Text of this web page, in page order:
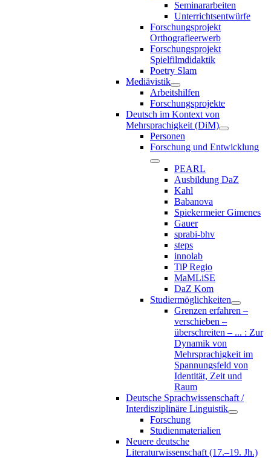
Seminararbeiten
Unterrichtsentwürfe
Forschungsprojekt
Orthografieerwerb
Forschungsprojekt
Spielfilmdidaktik
Poetry Slam
Mediävistik
Arbeitshilfen
Forschungsprojekte
Deutsch im Kontext von
Mehrsprachigkeit (DiM)
Personen
Forschung und Entwicklung
PEARL
Ausbildung DaZ
Kahl
Babanova
Spiekermeier Gimenes
Gauer
sprabi-bhv
steps
innolab
TiP Regio
MaMLiSE
DaZ Kom
Studiermöglichkeiten
Grenzen erfahren –
verschieben –
überschreiten – ... : Zur
Dynamik von
Mehrsprachigkeit im
Spannungsfeld von
Identität, Zeit und
Raum
Deutsche Sprachwissenschaft /
Interdisziplinäre Linguistik
Forschung
Studienmaterialien
Neuere deutsche
Literaturwissenschaft (17.–19. Jh.)